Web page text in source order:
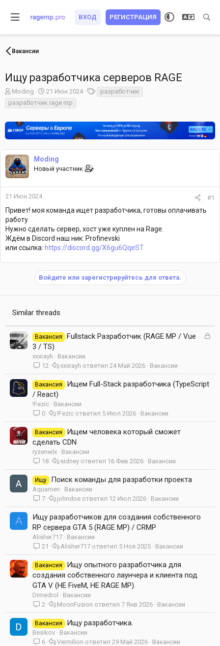
ВХОД РЕГИСТРАЦИЯ
Вакансии
Ищу разработчика серверов RAGE
А
в
т
ы
Moding
Д
а
т
н
а
л
а
21 Июн 2024
е
разработчик
разработчик rage mp
Moding
Новый участник
21 Июн 2024 #1
Привет! моя команда ищет разработчика, готовы оплачивать
работу.
Нужно сделать сервер, хост уже куплен на Rage.
Ждём в Discord наш ник: Profinevski
или ссылка: https://discord.gg/X6gu6QqeST
Войдите или зарегистрируйтесь для ответа.
Similar threads
З
ы
Вакансия
Fullstack Разработчик (RAGE MP / Vue
3 / TS)
xxxrayh
Вакансии
12
Вакансии
24 Май 2026
xxxrayh
Вакансия
Ищем Full-Stack разработчика (TypeScript
/ React)
!Fezic
Вакансии
0
Вакансии
5 Июл 2026
!Fezic
Вакансия
Ищем человека который сможет
сделать CDN
ryzenwlx
Вакансии
18
Вакансии
16 Фев 2026
sidney
Ищу Поиск команды для разработки проекта
Aquamen
Вакансии
7
Вакансии
12 Июл 2026
johndoe
A
Ищу разработчиков для создания собственного
RP сервера GTA 5 (RAGE MP) / CRMP
Alisher717
Вакансии
21
Вакансии
5 Ноя 2025
Alisher717
Вакансия
Ищу опытного разработчика для
создания собственного лаунчера и клиента под
GTA V (НЕ FiveM, НЕ RAGE MP).
Dimedrol
Вакансии
2
Вакансии
7 Янв 2026
MoonFusion
Вакансия Ищу разработчика.
Besikov
Вакансии
6
Вакансии
29 Май 2026
Vermilion